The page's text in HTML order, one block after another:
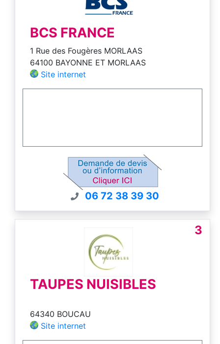
BCS FRANCE
1 Rue des Fougères MORLAAS
64100 BAYONNE ET MORLAAS
Site internet
06 72 38 39 30
3
TAUPES NUISIBLES
64340 BOUCAU
Site internet